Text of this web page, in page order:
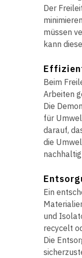
Der
müssen
kann
Beim
Arbeiten
Die
für
darauf,
die
Ein
und
recycelt
Die